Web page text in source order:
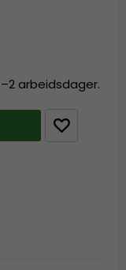
arbeidsdager.